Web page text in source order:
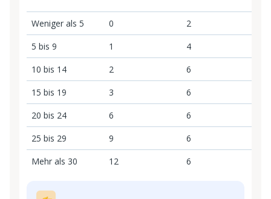
Weniger als 5
0 2
5 bis 9
1 4
10 bis 14
2 6
15 bis 19
3 6
20 bis 24
6 6
25 bis 29
9 6
Mehr als 30
12 6